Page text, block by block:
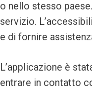
o nello stesso
servizio.
e di fornire
L’applicazione è
entrare in contatto